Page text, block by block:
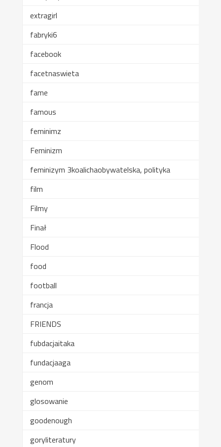
extragirl
fabryki6
facebook
facetnaswieta
fame
famous
feminimz
Feminizm
feminizym 3koalichaobywatelska, polityka
film
Filmy
Finał
Flood
food
football
francja
FRIENDS
fubdacjaitaka
fundacjaaga
genom
glosowanie
goodenough
goryliteratury